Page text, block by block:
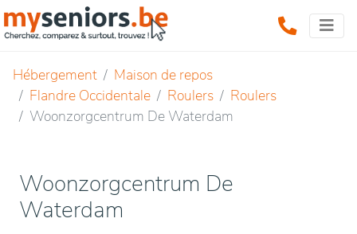
Hébergement
Maison de repos
Flandre Occidentale
Roulers
Roulers
Woonzorgcentrum De Waterdam
Woonzorgcentrum De
Waterdam